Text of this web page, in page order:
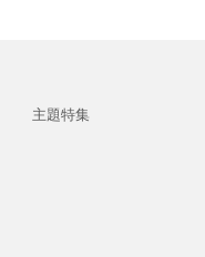
主題特集